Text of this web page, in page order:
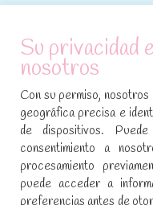
ATENCIÓN AL
Condiciones de compra
Aviso legal y política
Política de cookies
SÍGUENOS EN
Su privacidad
nosotros
Con su permiso,
geográfica precisa e
de dispositivos.
consentimiento a
procesamiento
puede acceder a
preferencias antes de